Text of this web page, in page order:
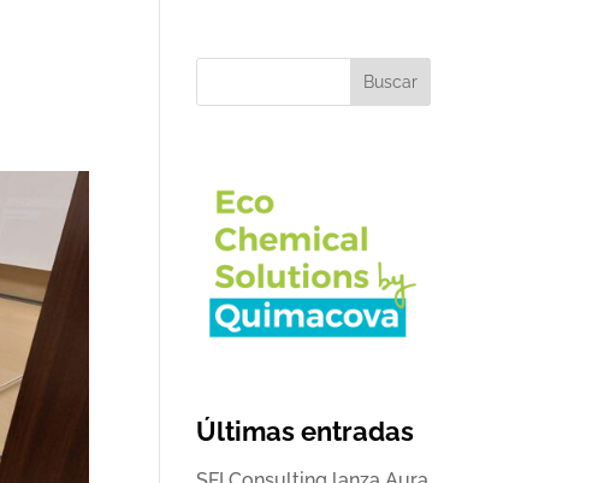
Buscar
Últimas entradas